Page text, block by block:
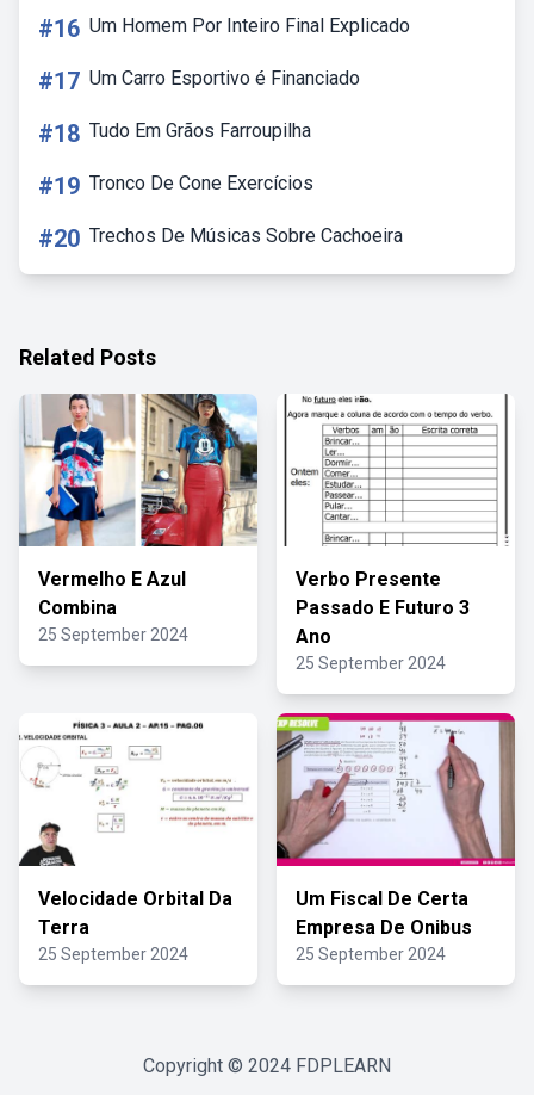
#16 Um Homem Por Inteiro Final Explicado
#17 Um Carro Esportivo é Financiado
#18 Tudo Em Grãos Farroupilha
#19 Tronco De Cone Exercícios
#20 Trechos De Músicas Sobre Cachoeira
Related Posts
Vermelho E Azul
Combina
25 September 2024
Verbo Presente
Passado E Futuro 3
Ano
25 September 2024
Velocidade Orbital Da
Terra
25 September 2024
Um Fiscal De Certa
Empresa De Onibus
25 September 2024
Copyright © 2024 FDPLEARN